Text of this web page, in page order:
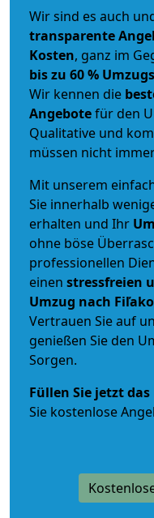
Wir sind es auch
transparente
Kosten, ganz im
bis zu 60 %
Wir kennen die
Angebotefür den
Qualitative und
müssen nicht
Mit unserem
Sie innerhalb
erhalten und Ihr
ohne böse
professionellen
einen stressfreien
Umzug nach
Vertrauen Sie auf
genießen Sie den
Sorgen.
Füllen Sie jetzt
Sie kostenlose